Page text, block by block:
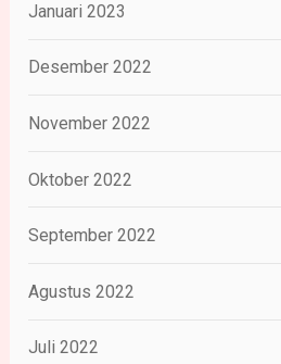
Januari 2023
Desember 2022
November 2022
Oktober 2022
September 2022
Agustus 2022
Juli 2022